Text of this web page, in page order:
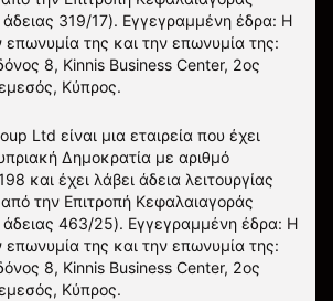
319/17). Εγγεγραμμένη έδρα: Η
επωνυμία της και την επωνυμία της:
8, Kinnis Business Center, 2ος
Κύπρος.
Ltd είναι μια εταιρεία που έχει
Δημοκρατία με αριθμό
και έχει λάβει άδεια λειτουργίας
την Επιτροπή Κεφαλαιαγοράς
άδειας 463/25). Εγγεγραμμένη έδρα: Η
επωνυμία της και την επωνυμία της:
8, Kinnis Business Center, 2ος
Κύπρος.